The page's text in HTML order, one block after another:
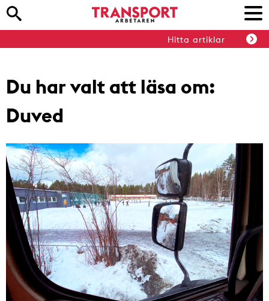
Hitta artiklar
Du har valt att läsa om:
Duved